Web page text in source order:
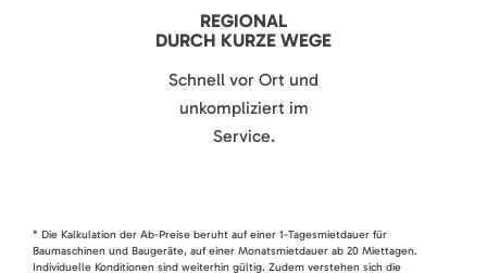
REGIONAL
DURCH KURZE WEGE
Schnell vor Ort und
unkompliziert im
Service.
* Die Kalkulation der Ab-Preise beruht auf einer 1-Tagesmietdauer für
Baumaschinen und Baugeräte, auf einer Monatsmietdauer ab 20 Miettagen.
Individuelle Konditionen sind weiterhin gültig. Zudem verstehen sich die